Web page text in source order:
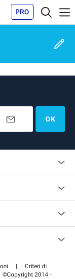
PRO
OK
|
Criteri di
©Copyright 2014 -